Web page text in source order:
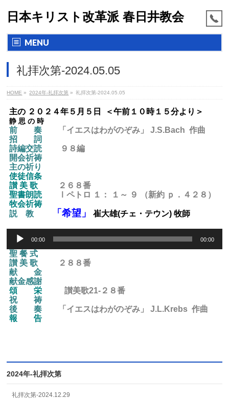
日本キリスト改革派 春日井教会
MENU
礼拝次第-2024.05.05
HOME » 2024年-礼拝次第 » 礼拝次第-2024.05.05
主の ２０２４年５月５日 ＜午前１０時１５分より＞
静 思 の 時
前 奏
「イエスはわがのぞみ」 J.S.Bach 作曲
招 詞
詩編交読
９８編
開会祈祷
主の祈り
使徒信条
讃 美 歌
２６８番
聖書朗読
Ⅰペトロ １： １～ ９ （新約 ｐ．４２８）
牧会祈祷
説 教
「希望」 崔大雄(チェ・テウン) 牧師
Audio
Player
00:00 00:00
聖 餐 式
讃 美 歌
２８８番
献 金
献金感謝
頌 栄讃美歌21-２８番
祝 祷
後
奏 「イエスはわがのぞみ」 J.L.Krebs 作曲
報 告
2024年-礼拝次第
礼拝次第-2024.12.29